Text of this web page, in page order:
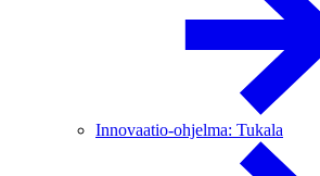
Innovaatio-ohjelma: Tukala